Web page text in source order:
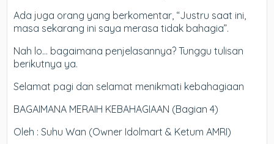
Ada juga orang yang berkomentar, “Justru saat ini,
masa sekarang ini saya merasa tidak bahagia”.
Nah lo… bagaimana penjelasannya? Tunggu tulisan
berikutnya ya.
Selamat pagi dan selamat menikmati kebahagiaan
BAGAIMANA MERAIH KEBAHAGIAAN (Bagian 4)
Oleh : Suhu Wan (Owner Idolmart & Ketum AMRI)